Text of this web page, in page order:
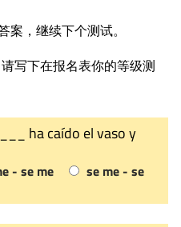
案，继续下个测试。
写下在报名表你的等级测
ha caído el vaso y
- se me
se me - se